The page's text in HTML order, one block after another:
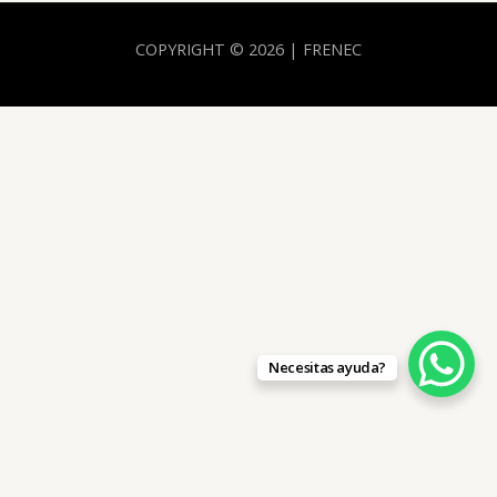
COPYRIGHT © 2026 | FRENEC
Necesitas ayuda?